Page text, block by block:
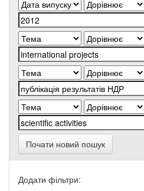
Почати новий пошук
Додати фільтри: